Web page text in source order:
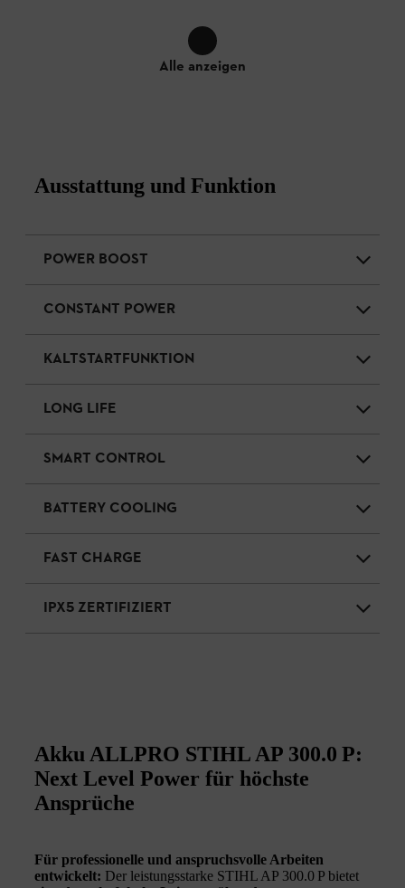
Alle anzeigen
Ausstattung und Funktion
POWER BOOST
CONSTANT POWER
KALTSTARTFUNKTION
LONG LIFE
SMART CONTROL
BATTERY COOLING
FAST CHARGE
IPX5 ZERTIFIZIERT
Akku ALLPRO STIHL AP 300.0 P:
Next Level Power für höchste
Ansprüche
Für professionelle und anspruchsvolle Arbeiten
entwickelt: Der leistungsstarke STIHL AP 300.0 P bietet